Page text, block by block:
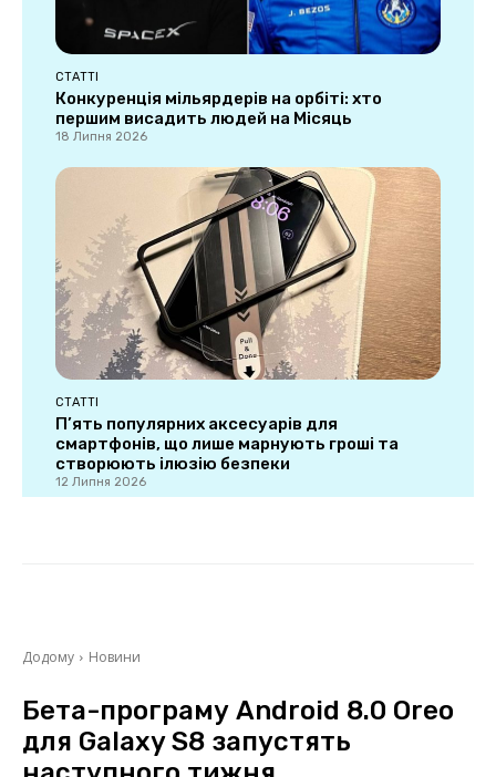
СТАТТІ
Конкуренція мільярдерів на орбіті: хто
першим висадить людей на Місяць
18 Липня 2026
СТАТТІ
П’ять популярних аксесуарів для
смартфонів, що лише марнують гроші та
створюють ілюзію безпеки
12 Липня 2026